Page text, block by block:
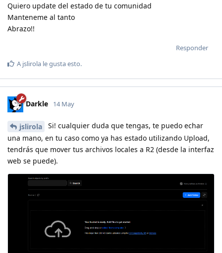
Quiero update del estado de tu comunidad
Manteneme al tanto
Abrazo!!
Responder
A jslirola le gusta esto.
Darkle 14 May
jslirola
Si! cualquier duda que tengas, te puedo echar
una mano, en tu caso como ya has estado utilizando Upload,
tendrás que mover tus archivos locales a R2 (desde la interfaz
web se puede).